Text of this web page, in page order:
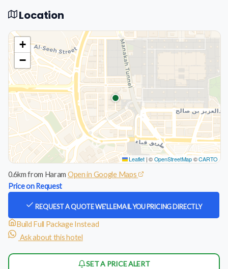
Location
+
−
Leaflet |©OpenStreetMap©CARTO
0.6km from Haram Open in Google Maps
Price on Request
REQUEST A QUOTEWE'LL EMAIL YOU PRICING DIRECTLY
Build Full Package Instead
Ask about this hotel
SET A PRICE ALERT